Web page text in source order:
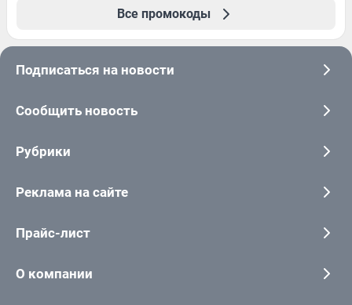
Все промокоды
Подписаться на новости
Сообщить новость
Рубрики
Реклама на сайте
Прайс-лист
О компании